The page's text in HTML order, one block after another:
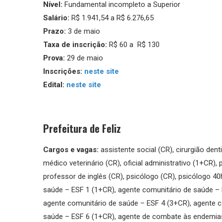
Nível: Fundamental incompleto a Superior
Salário: R$ 1.941,54 a R$ 6.276,65
Prazo: 3 de maio
Taxa de inscrição: R$ 60 a R$ 130
Prova: 29 de maio
Inscrições: neste site
Edital: neste site
Prefeitura de Feliz
Cargos e vagas: assistente social (CR), cirurgião
médico veterinário (CR), oficial administrativo
professor de inglês (CR), psicólogo (CR), psicólogo
saúde – ESF 1 (1+CR), agente comunitário de saúde
agente comunitário de saúde – ESF 4 (3+CR), agente
saúde – ESF 6 (1+CR), agente de combate às